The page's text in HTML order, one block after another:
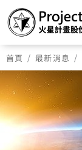
首頁 / 最新消息 /